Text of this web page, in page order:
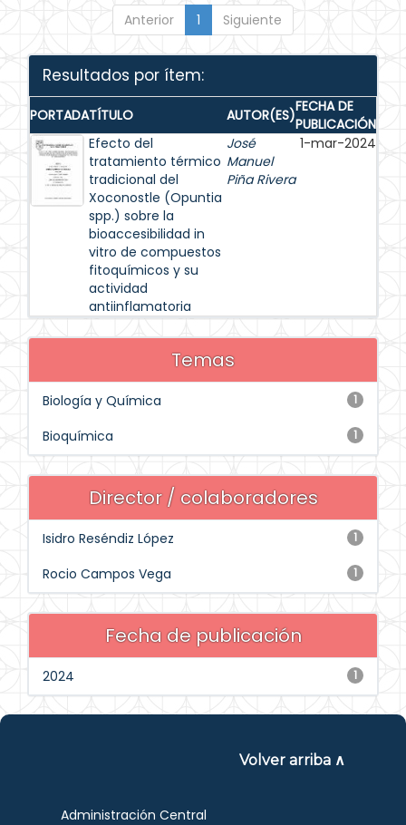
Anterior 1 Siguiente
Resultados por ítem:
PORTADATÍTULO AUTOR(ES)FECHA DE
PUBLICACIÓN
Efecto del
tratamiento térmico
tradicional del
Xoconostle (Opuntia
spp.) sobre la
bioaccesibilidad in
vitro de compuestos
fitoquímicos y su
actividad
antiinflamatoria
José
Manuel
Piña Rivera
1-mar-2024
Temas
1
Biología y Química
1
Bioquímica
Director / colaboradores
1
Isidro Reséndiz López
1
Rocio Campos Vega
Fecha de publicación
1
2024
Volver arriba ∧
Administración Central